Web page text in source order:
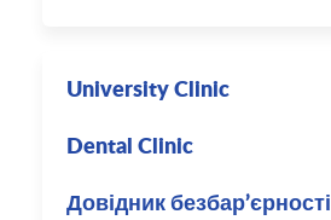
University Clinic
Dental Clinic
Довідник безбар’єрності